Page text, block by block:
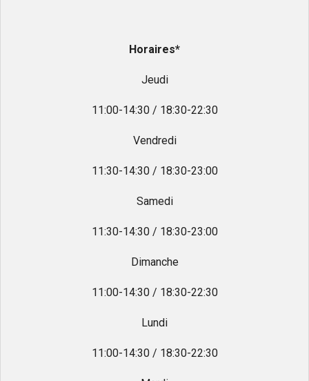
Horaires*
Jeudi
11:00-14:30 / 18:30-22:30
Vendredi
11:30-14:30 / 18:30-23:00
Samedi
11:30-14:30 / 18:30-23:00
Dimanche
11:00-14:30 / 18:30-22:30
Lundi
11:00-14:30 / 18:30-22:30